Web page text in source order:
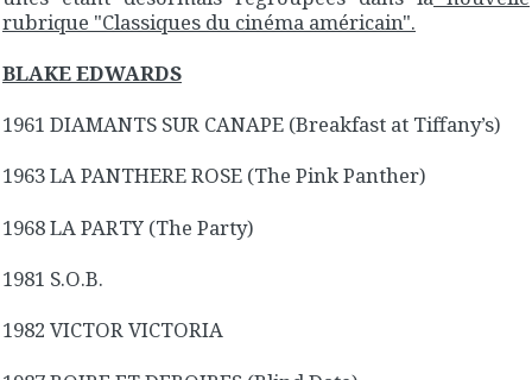
rubrique "Classiques du cinéma américain".
BLAKE EDWARDS
1961 DIAMANTS SUR CANAPE (Breakfast at Tiffany’s)
1963 LA PANTHERE ROSE (The Pink Panther)
1968 LA PARTY (The Party)
1981 S.O.B.
1982 VICTOR VICTORIA